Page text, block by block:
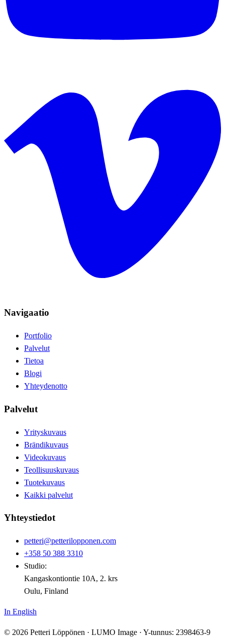
Navigaatio
Portfolio
Palvelut
Tietoa
Blogi
Yhteydenotto
Palvelut
Yrityskuvaus
Brändikuvaus
Videokuvaus
Teollisuuskuvaus
Tuotekuvaus
Kaikki palvelut
Yhteystiedot
petteri@petterilopponen.com
+358 50 388 3310
Studio:
Kangaskontiontie 10A, 2. krs
Oulu, Finland
In English
© 2026 Petteri Löppönen · LUMO Image · Y-tunnus: 2398463-9